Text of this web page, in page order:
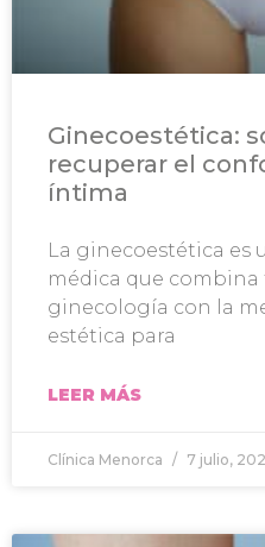
Ginecoestética:
recuperar el
íntima
La ginecoestética es
médica que combina
ginecología con la
estética para
LEER MÁS
Clínica Menorca 7 julio,